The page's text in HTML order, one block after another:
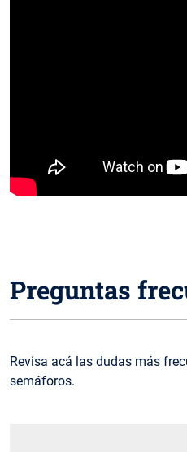
Preguntas
Revisa acá las dudas más
semáforos.